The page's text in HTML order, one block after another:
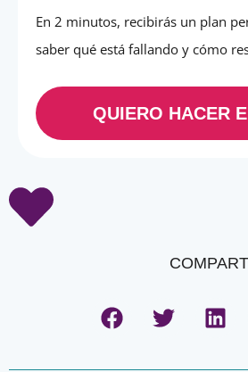
En 2 minutos, recibirás un plan
saber qué está fallando y cómo
QUIERO HACER